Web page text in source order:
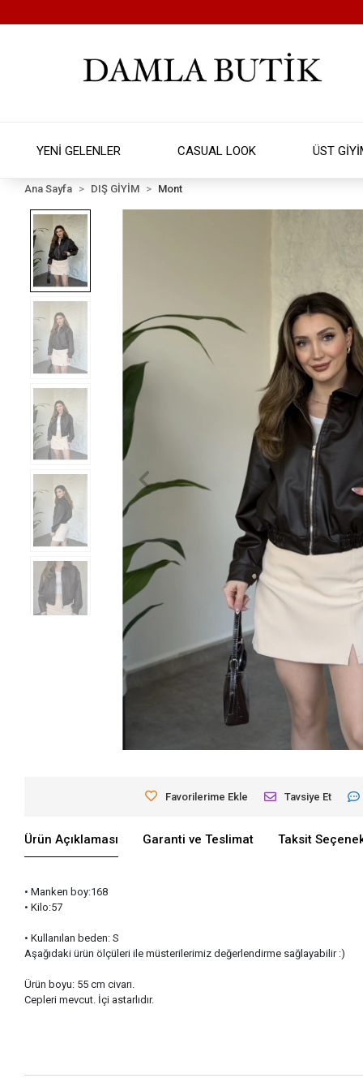
YENİ GELENLER CASUAL LOOK ÜST
Ana Sayfa DIŞ GİYİM Mont
Favorilerime Ekle Tavsiye Et
Ürün Açıklaması Garanti ve Teslimat Taksit
• Manken boy:168
• Kilo:57
• Kullanılan beden: S
Aşağıdaki ürün ölçüleri ile müsterilerimiz değerlendirme sağlayabilir :)
Ürün boyu: 55 cm civarı.
Cepleri mevcut. İçi astarlıdır.